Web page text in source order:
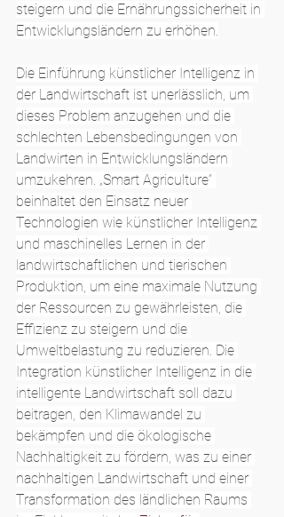
steigern und die Ernährungssicherheit in
Entwicklungsländern zu erhöhen.
Die Einführung künstlicher Intelligenz in
der Landwirtschaft ist unerlässlich, um
dieses Problem anzugehen und die
schlechten Lebensbedingungen von
Landwirten in Entwicklungsländern
umzukehren. „Smart Agriculture“
beinhaltet den Einsatz neuer
Technologien wie künstlicher Intelligenz
und maschinelles Lernen in der
landwirtschaftlichen und tierischen
Produktion, um eine maximale Nutzung
der Ressourcen zu gewährleisten, die
Effizienz zu steigern und die
Umweltbelastung zu reduzieren. Die
Integration künstlicher Intelligenz in die
intelligente Landwirtschaft soll dazu
beitragen, den Klimawandel zu
bekämpfen und die ökologische
Nachhaltigkeit zu fördern, was zu einer
nachhaltigen Landwirtschaft und einer
Transformation des ländlichen Raums